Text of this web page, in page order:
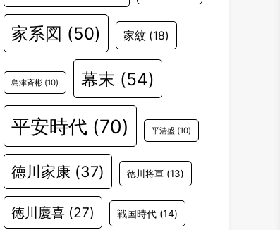
家系図 (50) 家紋(18)
島津斉彬(10) 幕末 (54)
平安時代 (70) 平清盛(10)
徳川家康 (37) 徳川将軍(13)
徳川慶喜(27) 戦国時代(14)